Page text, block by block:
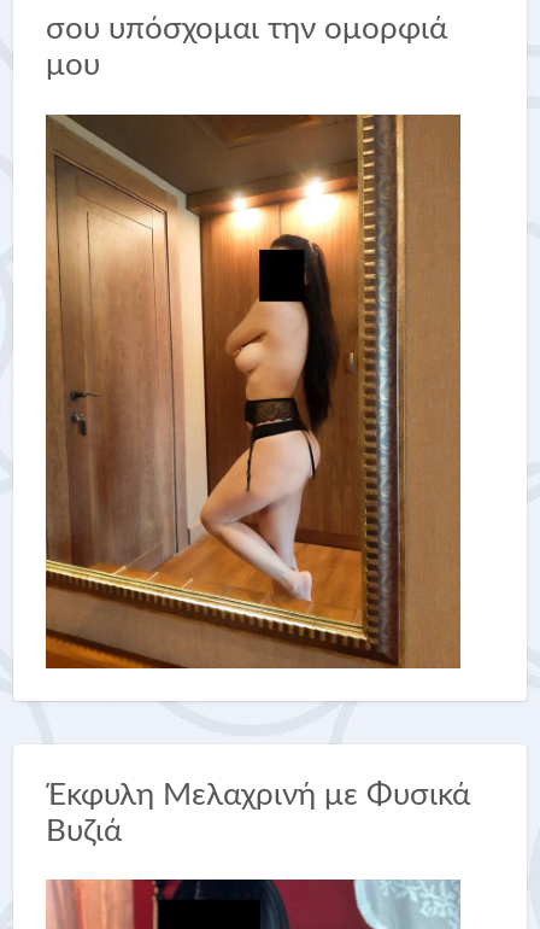
σου υπόσχομαι την ομορφιά
μου
Έκφυλη Μελαχρινή με Φυσικά
Βυζιά